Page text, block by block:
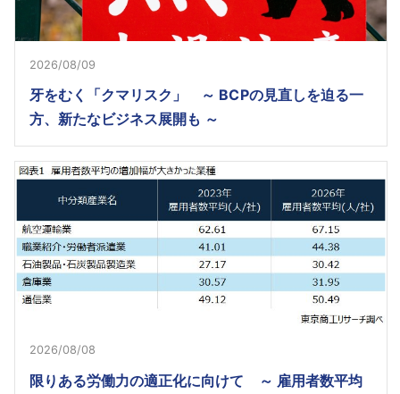
2026/08/09
牙をむく「クマリスク」 ～ BCPの見直しを迫る一
方、新たなビジネス展開も ～
2026/08/08
限りある労働力の適正化に向けて ～ 雇用者数平均